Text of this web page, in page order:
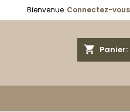
Bienvenue Connectez-vous
shopping_cart Panier: